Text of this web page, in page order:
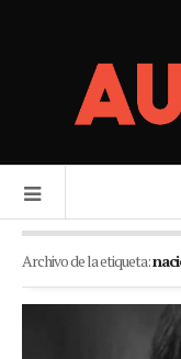
Archivo de la etiqueta: